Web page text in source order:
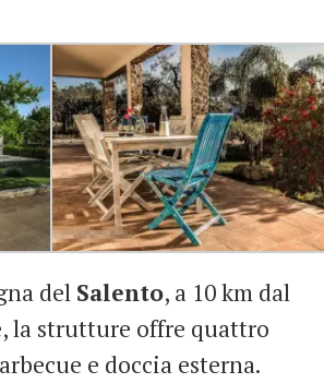
del Salento, a 10 km dal
la strutture offre quattro
e doccia esterna.